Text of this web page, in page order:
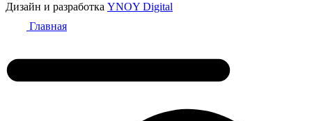
Дизайн и разработка YNOY Digital
Главная